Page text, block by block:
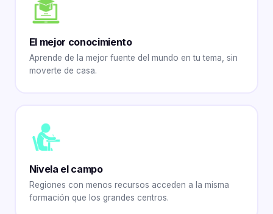
El mejor conocimiento
Aprende de la mejor fuente del mundo en tu tema, sin
moverte de casa.
Nivela el campo
Regiones con menos recursos acceden a la misma
formación que los grandes centros.